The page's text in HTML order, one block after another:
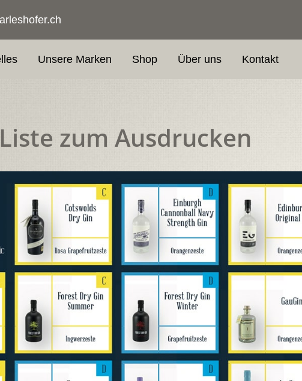
Unsere Marken Shop Über uns Kontakt
zum Ausdrucken